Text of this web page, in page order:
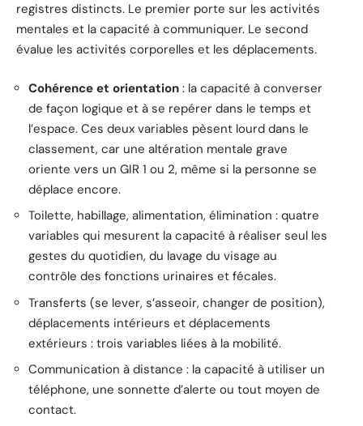
registres distincts. Le premier porte sur les activités
mentales et la capacité à communiquer. Le second
évalue les activités corporelles et les déplacements.
Cohérence et orientation : la capacité à converser
de façon logique et à se repérer dans le temps et
l’espace. Ces deux variables pèsent lourd dans le
classement, car une altération mentale grave
oriente vers un GIR 1 ou 2, même si la personne se
déplace encore.
Toilette, habillage, alimentation, élimination : quatre
variables qui mesurent la capacité à réaliser seul les
gestes du quotidien, du lavage du visage au
contrôle des fonctions urinaires et fécales.
Transferts (se lever, s’asseoir, changer de position),
déplacements intérieurs et déplacements
extérieurs : trois variables liées à la mobilité.
Communication à distance : la capacité à utiliser un
téléphone, une sonnette d’alerte ou tout moyen de
contact.